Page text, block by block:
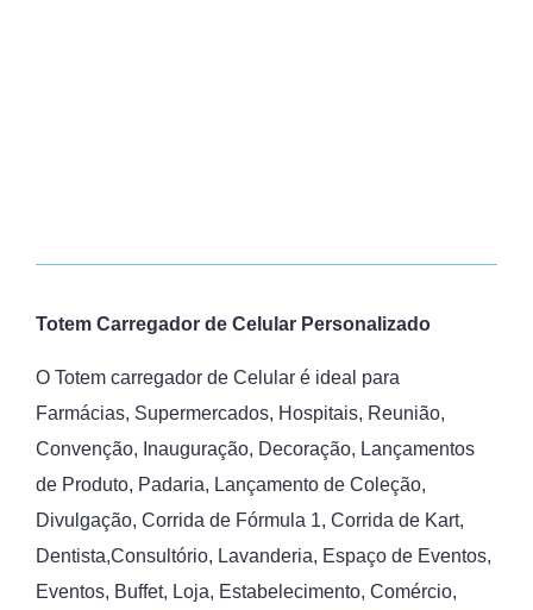
Totem Carregador de Celular Personalizado
O Totem carregador de Celular é ideal para
Farmácias, Supermercados, Hospitais, Reunião,
Convenção, Inauguração, Decoração, Lançamentos
de Produto, Padaria, Lançamento de Coleção,
Divulgação, Corrida de Fórmula 1, Corrida de Kart,
Dentista,Consultório, Lavanderia, Espaço de Eventos,
Eventos, Buffet, Loja, Estabelecimento, Comércio,